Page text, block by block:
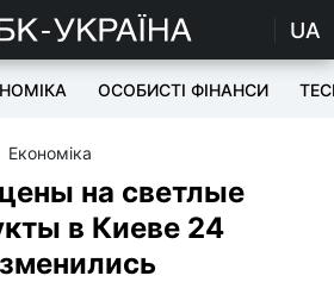
UA
ОСОБИСТІ ФІНАНСИ
Економіка
на светлые
в Киеве 24